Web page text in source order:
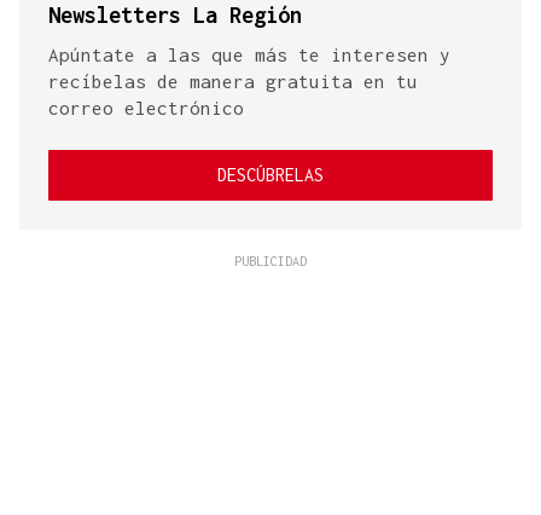
Newsletters La Región
Apúntate a las que más te interesen y
recíbelas de manera gratuita en tu
correo electrónico
DESCÚBRELAS